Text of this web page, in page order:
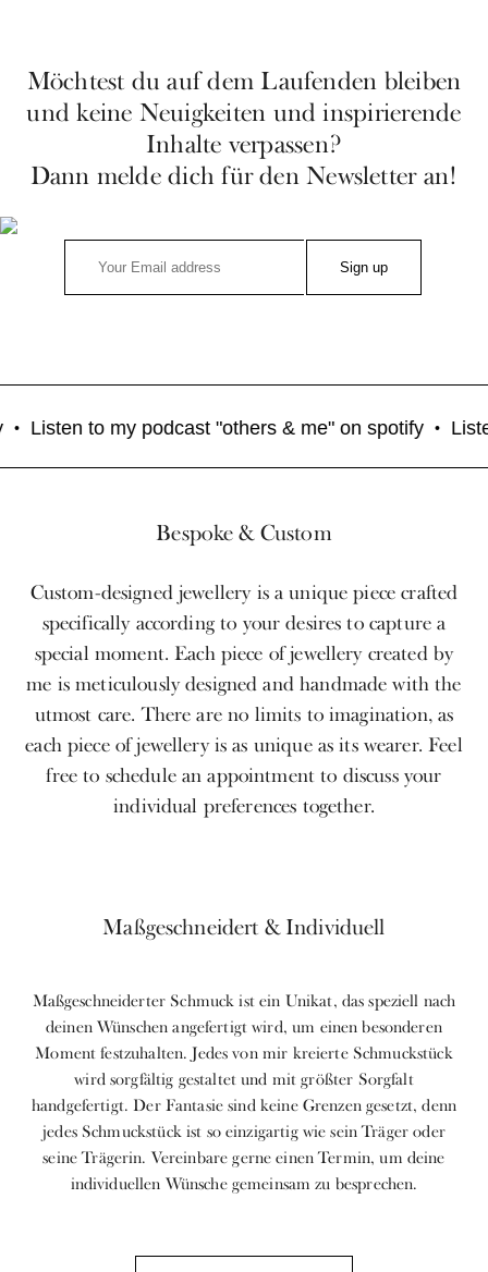
Möchtest du auf dem Laufenden bleiben
und keine Neuigkeiten und inspirierende
Inhalte verpassen?
Dann melde dich für den Newsletter an!
to my podcast "others & me" on spotify • Listen
Bespoke & Custom
Custom-designed jewellery is a unique piece crafted
specifically according to your desires to capture a
special moment. Each piece of jewellery created by
me is meticulously designed and handmade with the
utmost care. There are no limits to imagination, as
each piece of jewellery is as unique as its wearer. Feel
free to schedule an appointment to discuss your
individual preferences together.
Maßgeschneidert & Individuell
Maßgeschneiderter Schmuck ist ein Unikat, das speziell nach
deinen Wünschen angefertigt wird, um einen besonderen
Moment festzuhalten. Jedes von mir kreierte Schmuckstück
wird sorgfältig gestaltet und mit größter Sorgfalt
handgefertigt. Der Fantasie sind keine Grenzen gesetzt, denn
jedes Schmuckstück ist so einzigartig wie sein Träger oder
seine Trägerin. Vereinbare gerne einen Termin, um deine
individuellen Wünsche gemeinsam zu besprechen.